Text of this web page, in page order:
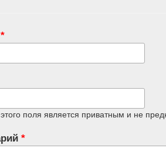
*
поля является приватным и не
*